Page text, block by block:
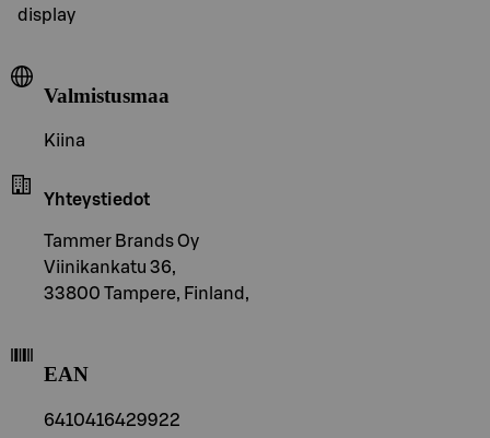
display
Valmistusmaa
Kiina
Yhteystiedot
Tammer Brands Oy
Viinikankatu 36,
33800 Tampere, Finland,
EAN
6410416429922